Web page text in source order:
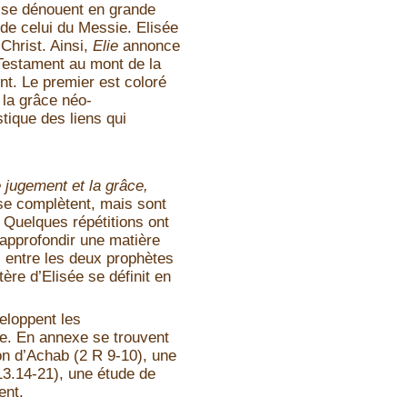
dénouent en grande
celui du Messie. Elisée
Ainsi, Elie annonce
au mont de la
Le premier est coloré
grâce néo-
des liens qui
et la grâce,
complètent, mais sont
répétitions ont
une matière
les deux prophètes
d’Elisée se définit en
les
En annexe se trouvent
d’Achab (2 R 9-10), une
21), une étude de